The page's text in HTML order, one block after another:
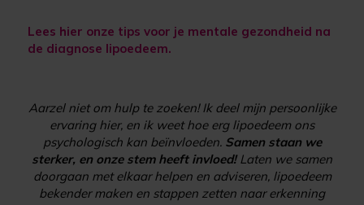
Lees hier onze tips voor je mentale gezondheid na
de diagnose lipoedeem.
Aarzel niet om hulp te zoeken! Ik deel mijn persoonlijke
ervaring hier, en ik weet hoe erg lipoedeem ons
psychologisch kan beïnvloeden. Samen staan we
sterker, en onze stem heeft invloed!Laten we samen
doorgaan met elkaar helpen en adviseren, lipoedeem
bekender maken en stappen zetten naar erkenning